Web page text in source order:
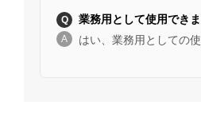
業務用として使用でき
はい、業務用としての